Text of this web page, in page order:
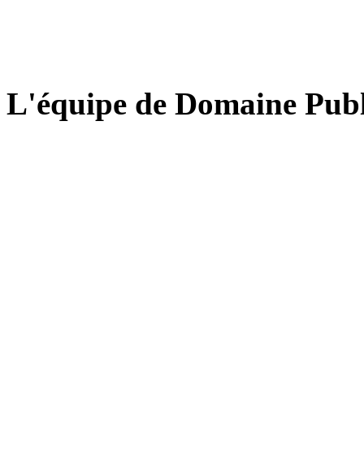
L'équipe de Domaine